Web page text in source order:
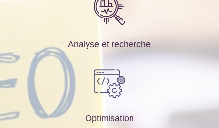
Analyse et recherche
Optimisation